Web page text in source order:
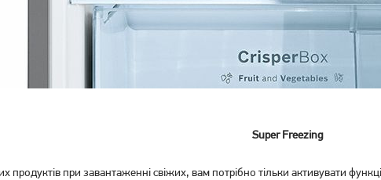
Super Freezing
продуктів при завантаженні свіжих, вам потрібно тільки активувати